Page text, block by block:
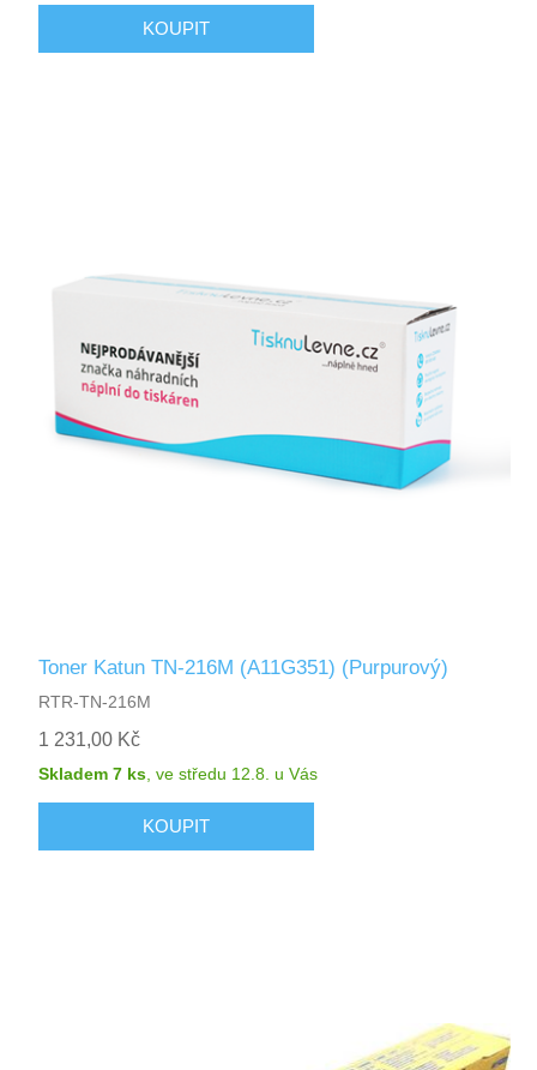
Toner Katun TN-216M (A11G351) (Purpurový)
RTR-TN-216M
1 231,00 Kč
Skladem 7 ks ,ve středu 12.8. u Vás